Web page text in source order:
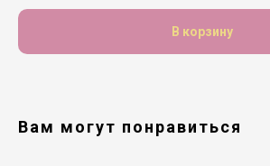
В корзину
Вам могут понравиться